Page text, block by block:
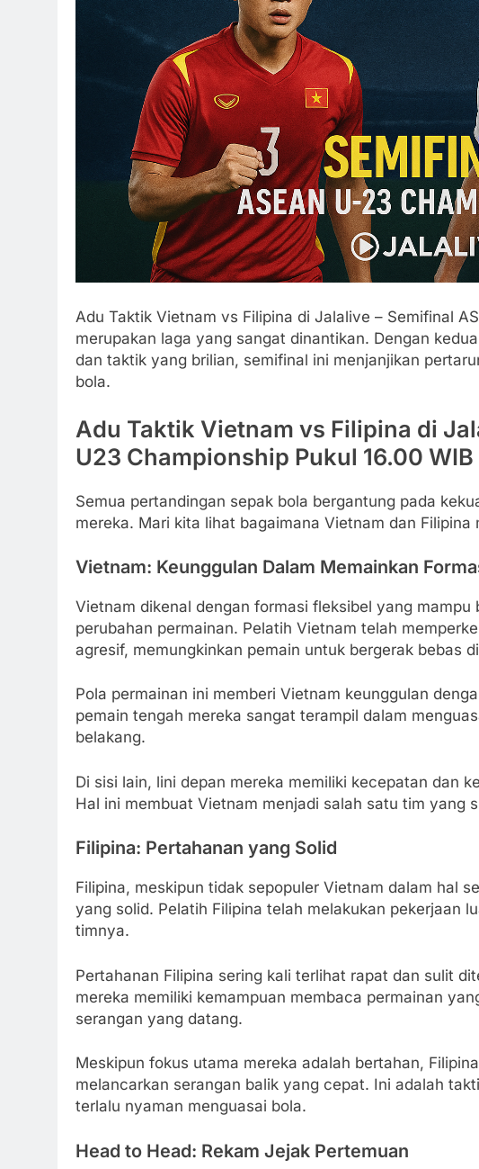
Adu Taktik Vietnam vs Filipina di Jalalive – Semifinal
merupakan laga yang sangat dinantikan. Dengan
dan taktik yang brilian, semifinal ini menjanjikan
bola.
Adu Taktik Vietnam vs Filipina di
U23 Championship Pukul 16.00 WIB
Semua pertandingan sepak bola bergantung pada
mereka. Mari kita lihat bagaimana Vietnam dan
Vietnam: Keunggulan Dalam Memainkan
Vietnam dikenal dengan formasi fleksibel yang
perubahan permainan. Pelatih Vietnam telah
agresif, memungkinkan pemain untuk bergerak bebas
Pola permainan ini memberi Vietnam keunggulan
pemain tengah mereka sangat terampil dalam
belakang.
Di sisi lain, lini depan mereka memiliki kecepatan dan
Hal ini membuat Vietnam menjadi salah satu tim yang
Filipina: Pertahanan yang Solid
Filipina, meskipun tidak sepopuler Vietnam dalam hal
yang solid. Pelatih Filipina telah melakukan pekerjaan
timnya.
Pertahanan Filipina sering kali terlihat rapat dan sulit
mereka memiliki kemampuan membaca permainan
serangan yang datang.
Meskipun fokus utama mereka adalah bertahan,
melancarkan serangan balik yang cepat. Ini adalah
terlalu nyaman menguasai bola.
Head to Head: Rekam Jejak Pertemuan